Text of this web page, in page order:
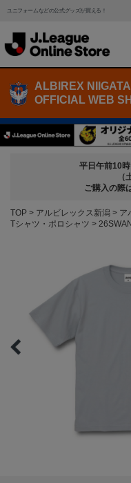
ユニフォームなどの公式グッズが買える！
ALBIREX NIIGATA
OFFICIAL WEB
平日午前10時
（
ご購入の際
TOP アルビレックス新潟
ア
Tシャツ・ポロシャツ